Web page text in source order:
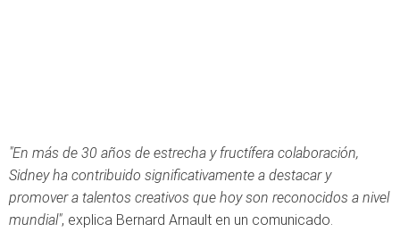
"En más de 30 años de estrecha y fructífera colaboración,
Sidney ha contribuido significativamente a destacar y
promover a talentos creativos que hoy son reconocidos a nivel
mundial", explica Bernard Arnault en un comunicado.